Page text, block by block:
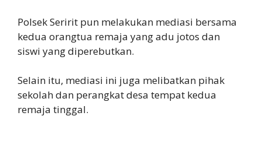
Polsek Seririt pun melakukan mediasi bersama
kedua orangtua remaja yang adu jotos dan
siswi yang diperebutkan.
Selain itu, mediasi ini juga melibatkan pihak
sekolah dan perangkat desa tempat kedua
remaja tinggal.